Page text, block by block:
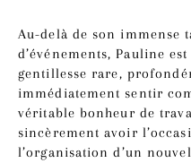
Au-delà de son immense
d’événements, Pauline
gentillesse rare,
immédiatement sentir
véritable bonheur de
sincèrement avoir
l’organisation d’un